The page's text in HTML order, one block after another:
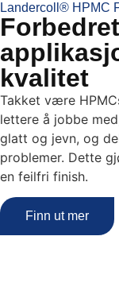
Landercoll® HPMC
Forbedret
kvalitet
Takket være
lettere å jobbe
glatt og jevn, og
problemer. Dette
en feilfri finish.
Finn ut mer